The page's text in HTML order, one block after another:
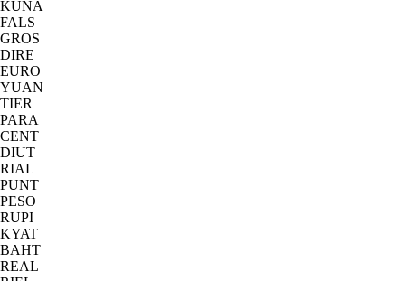
KUNA
FALS
GROS
DIRE
EURO
YUAN
TIER
PARA
CENT
DIUT
RIAL
PUNT
PESO
RUPI
KYAT
BAHT
REAL